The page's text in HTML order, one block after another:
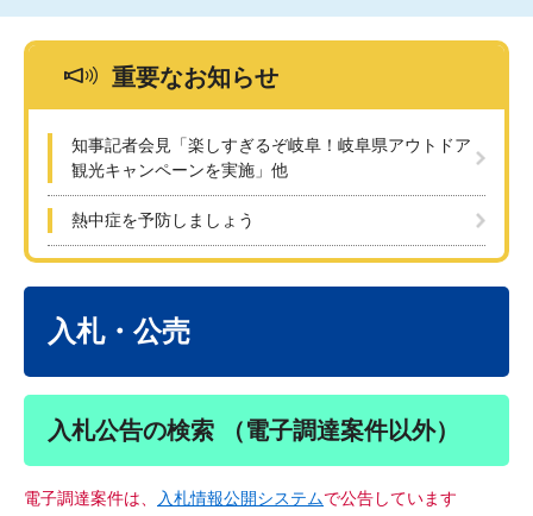
重要なお知らせ
知事記者会見「楽しすぎるぞ岐阜！岐阜県アウトドア
観光キャンペーンを実施」他
熱中症を予防しましょう
入札・公売
入札公告の検索 （電子調達案件以外）
電子調達案件は、 入札情報公開システムで公告しています